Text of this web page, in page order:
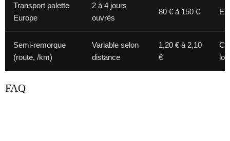
Transport palette
Europe
2 à 4 jours
ouvrés
80 € à 150 €
Semi-remorque
(route, /km)
Variable selon
distance
1,20 € à 2,10
€
FAQ